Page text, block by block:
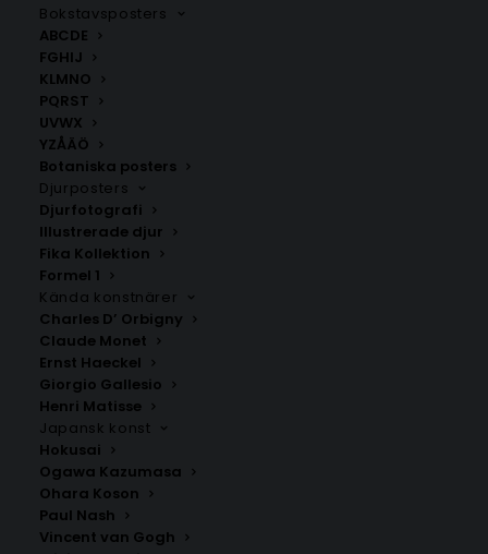
Bokstavsposters
ABCDE
FGHIJ
KLMNO
PQRST
UVWX
YZÅÄÖ
Botaniska posters
Djurposters
Djurfotografi
Illustrerade djur
Fika Kollektion
Formel 1
Kända konstnärer
Charles D’ Orbigny
Claude Monet
Ernst Haeckel
Giorgio Gallesio
Henri Matisse
Japansk konst
Hokusai
Ogawa Kazumasa
Ohara Koson
Paul Nash
Vincent van Gogh
Podujevë
Fr.200.00